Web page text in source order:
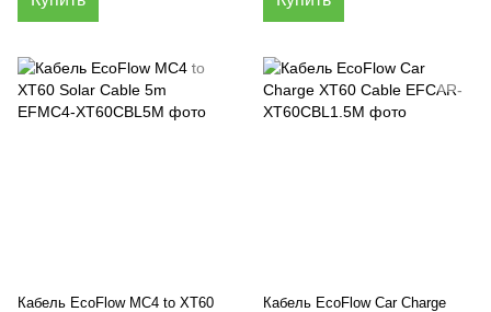
Кабель EcoFlow MC4 to XT60
Кабель EcoFlow Car Charge